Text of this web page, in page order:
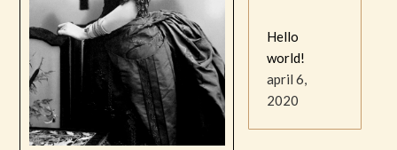
Hello
world!
april 6,
2020